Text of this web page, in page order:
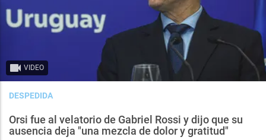
VIDEO
DESPEDIDA
Orsi fue al velatorio de Gabriel Rossi y dijo que su
ausencia deja "una mezcla de dolor y gratitud"